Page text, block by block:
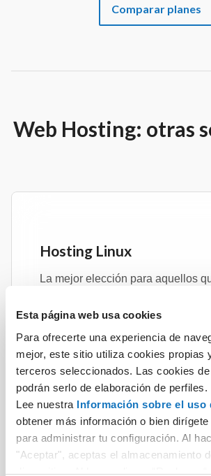
Esta página web usa cookies
Para ofrecerte una experiencia de
mejor, este sitio utiliza cookies propias
terceros seleccionados. Las cookies
podrán serlo de elaboración de perfiles.
Lee nuestra Información sobre el uso
obtener más información o bien
para administrar tu configuración. Al
"Aceptar", aceptas el almacenamiento
dispositivo. Al hacer clic en
Comparar planes
Web Hosting: otras
Hosting Linux
La mejor elección para aquellos
Python, Ruby.
Descubrir más
Hosting Linux + Windows